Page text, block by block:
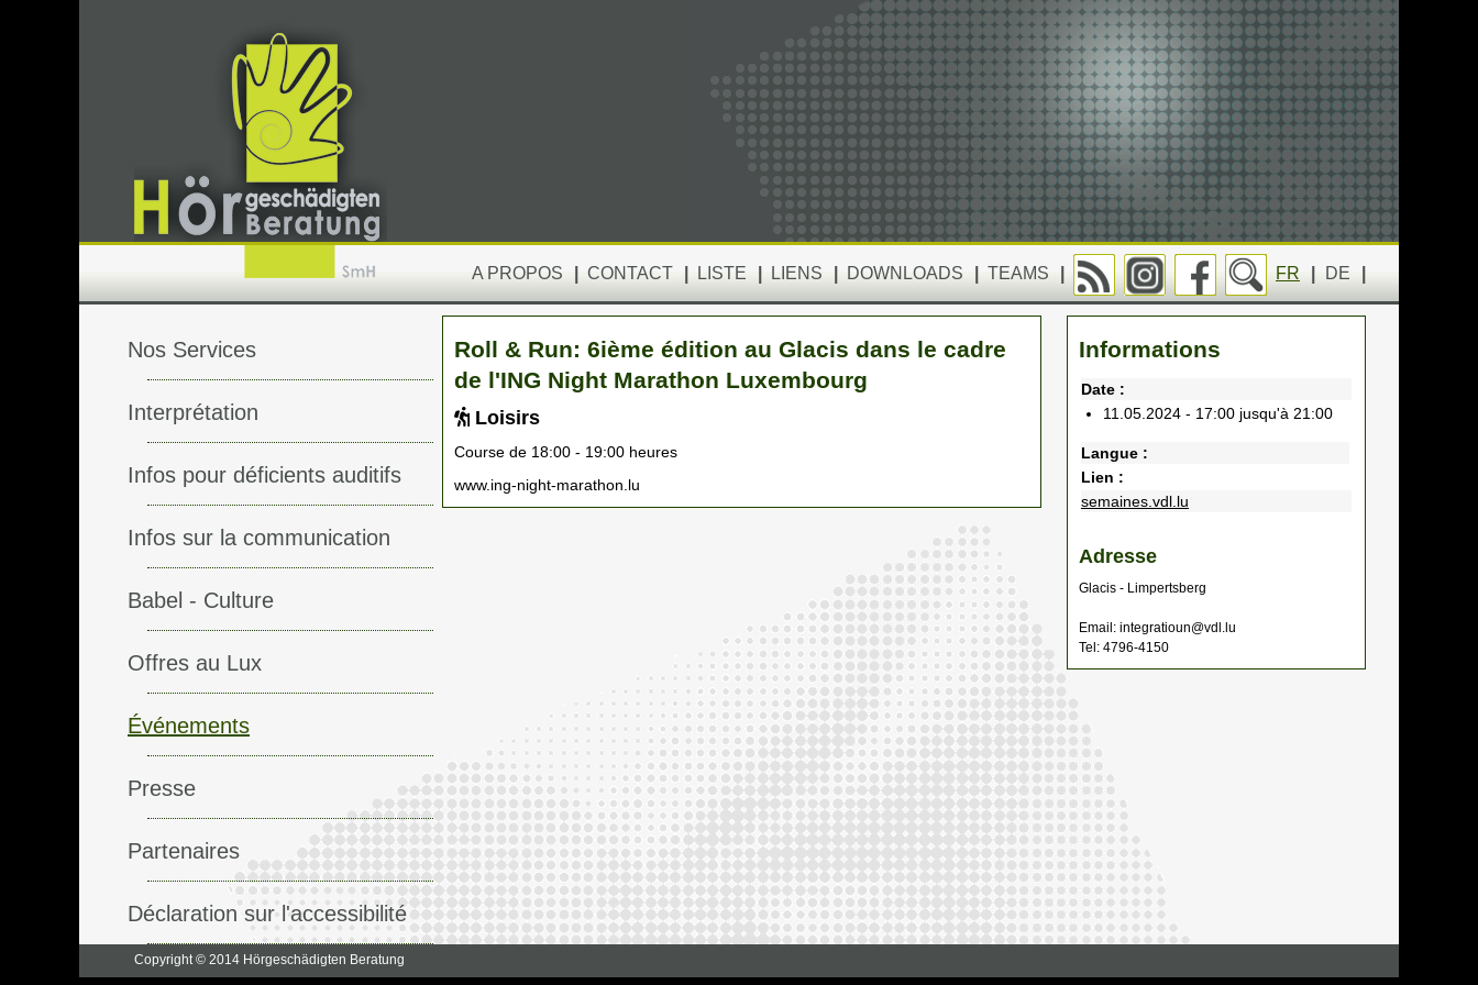
FR DE
A PROPOS CONTACT LISTE LIENS DOWNLOADS TEAMS
Nos Services
Interprétation
Infos pour déficients auditifs
Infos sur la communication
Babel - Culture
Offres au Lux
Événements
Presse
Partenaires
Déclaration sur l'accessibilité
Roll & Run: 6ième édition au Glacis dans le cadre
de l'ING Night Marathon Luxembourg
Loisirs
Course de 18:00 - 19:00 heures
www.ing-night-marathon.lu
Informations
Date :
11.05.2024 - 17:00 jusqu'à 21:00
Langue :
Lien :
semaines.vdl.lu
Adresse
Glacis - Limpertsberg
Email: integratioun@vdl.lu
Tel: 4796-4150
Copyright © 2014 Hörgeschädigten Beratung